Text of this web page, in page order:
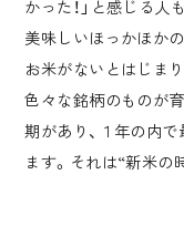
かった！」と感じる
美味しいほっかほか
お米がないとはじま
色々な銘柄のものが
期があり、１年の内
ます。それは“新米の